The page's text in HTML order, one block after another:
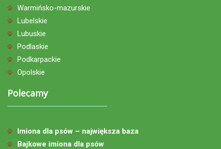
Warmińsko-mazurskie
Lubelskie
Lubuskie
Podlaskie
Podkarpackie
Opolskie
Polecamy
Imiona dla psów – największa baza
Bajkowe imiona dla psów